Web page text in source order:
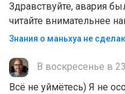
Здравствуйте, авария
читайте внимательнее
Знания о маньхуа не
В воскресенье в
Всё не уймётесь) Я не